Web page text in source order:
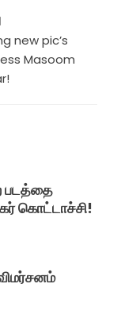
new pic’s
Masoom
படத்தை
கொட்டாச்சி!